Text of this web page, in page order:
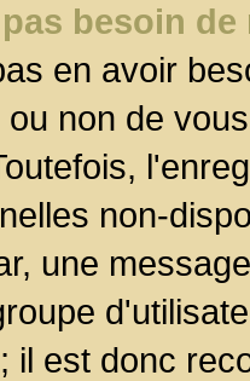
besoin
en avoir
non de
non-
une
il est donc